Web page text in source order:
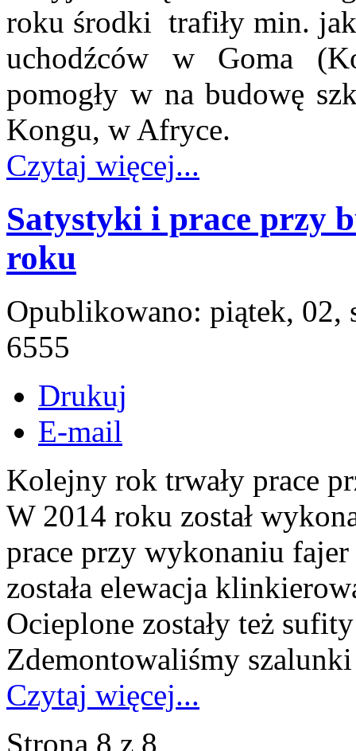
roku środki trafiły min.
uchodźców w Goma
pomogły w na budowę
Kongu, w Afryce.
Czytaj więcej...
Satystyki i prace przy
roku
Opublikowano: piątek, 02,
6555
Drukuj
E-mail
Kolejny rok trwały prace
W 2014 roku został
prace przy wykonaniu
została elewacja
Ocieplone zostały też
Zdemontowaliśmy
Czytaj więcej...
Strona 8 z 8